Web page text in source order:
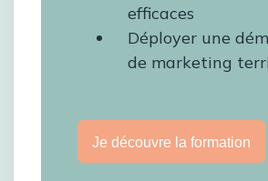
efficaces
Déployer une
de marketing
Je découvre la formation